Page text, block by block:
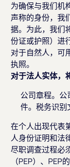
为确保与我们机
声称的身份，我
据。为此，我们
份证或护照）进
对于自然人，可
执照。
对于法人实体，
公司章程。
件。税务识别
在个人出现代表
人身份证明和法
尽职调查过程必
（PEP）、